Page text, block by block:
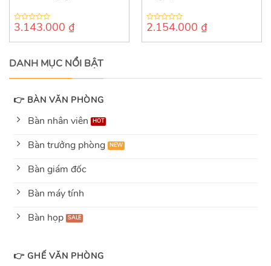
0
of
3.143.000 ₫
0
of
2.154.000 ₫
DANH MỤC NỔI BẬT
👉 BÀN VĂN PHÒNG
Bàn nhân viên
Bàn trưởng phòng
Bàn giám đốc
Bàn máy tính
Bàn họp
👉 GHẾ VĂN PHÒNG